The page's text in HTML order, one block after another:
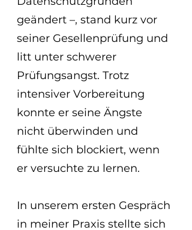
geändert –, stand kurz vor
seiner Gesellenprüfung und
litt unter schwerer
Prüfungsangst. Trotz
intensiver Vorbereitung
konnte er seine Ängste
nicht überwinden und
fühlte sich blockiert, wenn
er versuchte zu lernen.
In unserem ersten Gespräch
in meiner Praxis stellte sich